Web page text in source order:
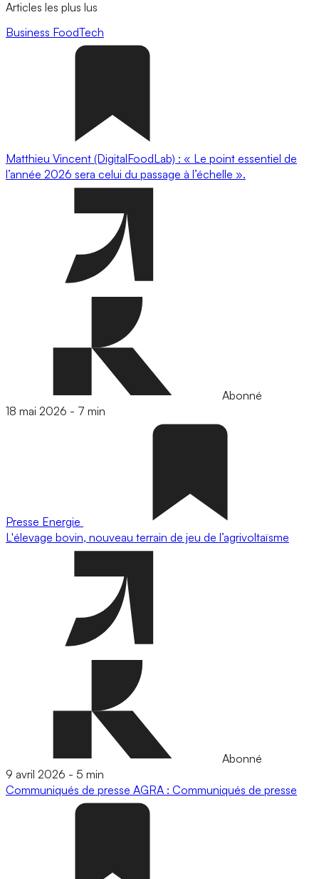
Articles les plus lus
Business FoodTech
Matthieu Vincent (DigitalFoodLab) : « Le point essentiel de
l’année 2026 sera celui du passage à l’échelle ».
Abonné
18 mai 2026 - 7 min
Presse Energie
L'élevage bovin, nouveau terrain de jeu de l’agrivoltaïsme
Abonné
9 avril 2026 - 5 min
Communiqués de presse AGRA : Communiqués de presse